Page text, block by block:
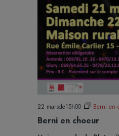
Berni en choeur
22 marsde15h00 Berni en